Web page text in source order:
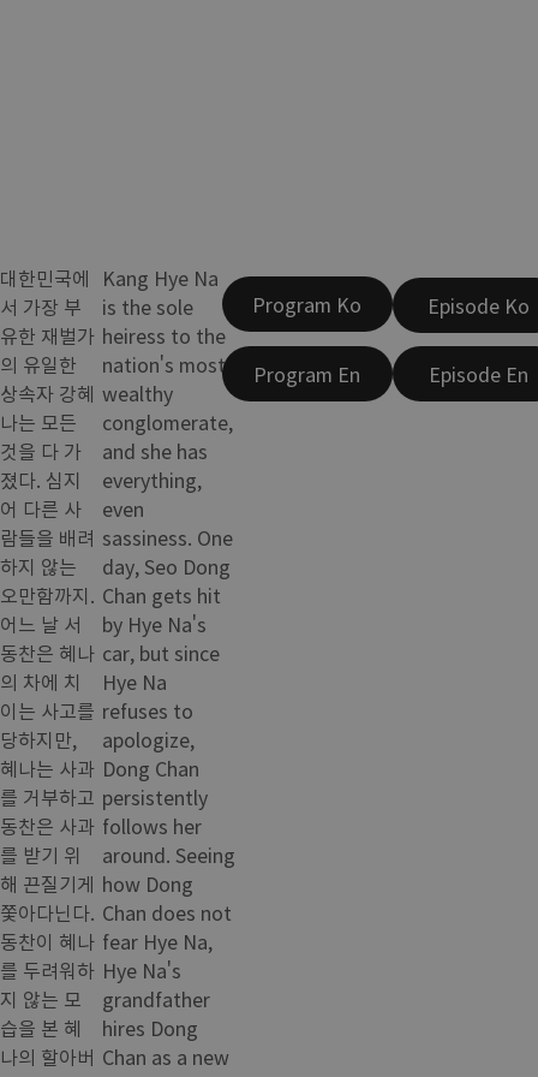
대한민국에
서 가장 부
유한 재벌가
의 유일한
상속자 강혜
나는 모든
것을 다 가
졌다. 심지
어 다른 사
람들을 배려
하지 않는
오만함까지.
어느 날 서
동찬은 혜나
의 차에 치
이는 사고를
당하지만,
혜나는 사과
를 거부하고
동찬은 사과
를 받기 위
해 끈질기게
쫓아다닌다.
동찬이 혜나
를 두려워하
지 않는 모
습을 본 혜
나의 할아버
Kang Hye Na
is the sole
heiress to the
nation's most
wealthy
conglomerate,
and she has
everything,
even
sassiness. One
day, Seo Dong
Chan gets hit
by Hye Na's
car, but since
Hye Na
refuses to
apologize,
Dong Chan
persistently
follows her
around. Seeing
how Dong
Chan does not
fear Hye Na,
Hye Na's
grandfather
hires Dong
Chan as a new
Program Ko
Program En
Episode Ko
Episode En